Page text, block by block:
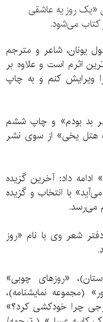
«یک روز یه عاشقی
کتاب می‌شود.
یونان، شاعر و مترجم
اثرم است و علاوه بر
را ویرایش کنم و به چاپ
بد بودم» و چاپ ششم
هتل یخی» از سوی نشر
داد: آخرین گزیده
با انتخاب و گزیده
می‌رسد.
نخستین دفتر شعر وی با نام «روز
«روزهای چوبی»
(مجموعه نمایشنامه)،
چرا خودکشی کرد؟»